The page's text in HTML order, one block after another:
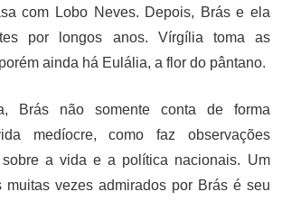
com Lobo Neves. Depois, Brás e ela
por longos anos. Vírgília toma as
ainda há Eulália, a flor do pântano.
Brás não somente conta de forma
medíocre, como faz observações
sobre a vida e a política nacionais. Um
muitas vezes admirados por Brás é seu